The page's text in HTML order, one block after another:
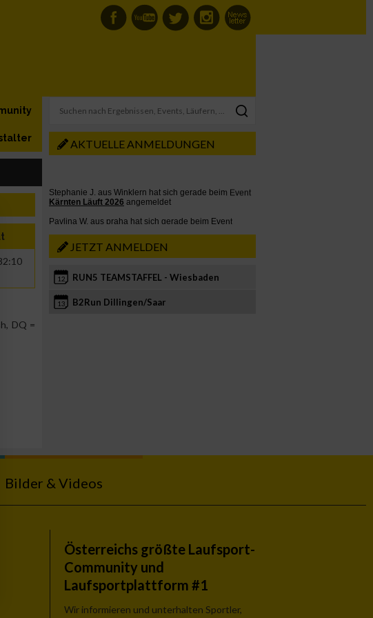
DQ =
AKTUELLE ANMELDUNGEN
JETZT ANMELDEN
12 RUN5 TEAMSTAFFEL - Wiesbaden
13 B2Run Dillingen/Saar
Bilder & Videos
Österreichs größte Laufsport-
Community und
Laufsportplattform #1
Wir informieren und unterhalten Sportler,